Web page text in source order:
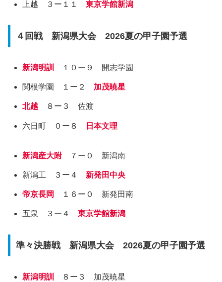
上越 ３ー１１東京学館新潟
４回戦 新潟県大会 2026夏の甲子園予選
新潟明訓 １０ー９ 開志学園
関根学園 １ー２ 加茂暁星
北越 ８ー３ 佐渡
六日町 ０ー８ 日本文理
新潟産大附 ７ー０ 新潟南
新潟工 ３ー４ 新発田中央
帝京長岡 １６ー０ 新発田南
五泉 ３ー４東京学館新潟
準々決勝戦 新潟県大会 2026夏の甲子園予選
新潟明訓 ８ー３ 加茂暁星